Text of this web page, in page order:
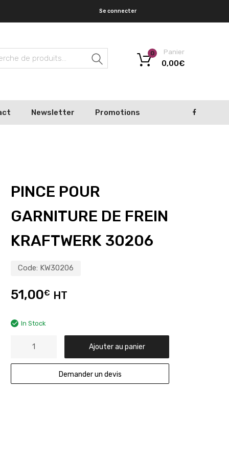
Se connecter
Recherche
Panier
0,00€
0
Newsletter Promotions
PINCE POUR
GARNITURE DE FREIN
KRAFTWERK 30206
Code: KW30206
51,00€ HT
In Stock
Ajouter au panier
Demander un devis